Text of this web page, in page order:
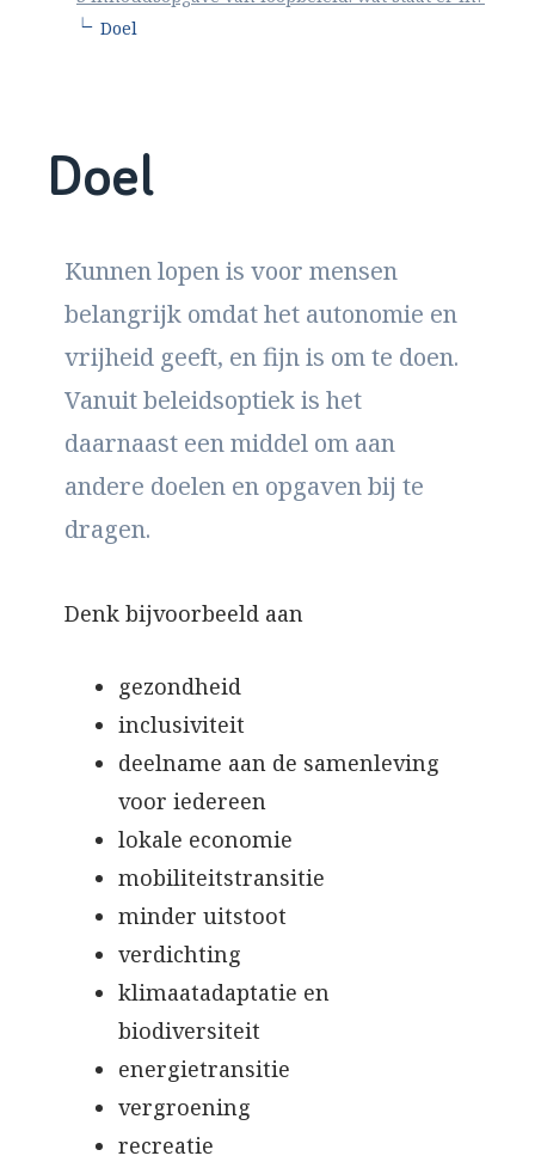
∟
Doel
Doel
Kunnen lopen is voor mensen
belangrijk omdat het autonomie en
vrijheid geeft, en fijn is om te doen.
Vanuit beleidsoptiek is het
daarnaast een middel om aan
andere doelen en opgaven bij te
dragen.
Denk bijvoorbeeld aan
gezondheid
inclusiviteit
deelname aan de samenleving
voor iedereen
lokale economie
mobiliteitstransitie
minder uitstoot
verdichting
klimaatadaptatie en
biodiversiteit
energietransitie
vergroening
recreatie